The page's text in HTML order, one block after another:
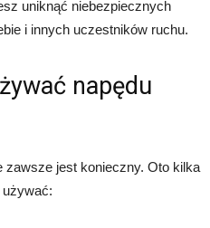
uniknąć niebezpiecznych
i innych uczestników ruchu.
napędu
zawsze jest konieczny. Oto kilka